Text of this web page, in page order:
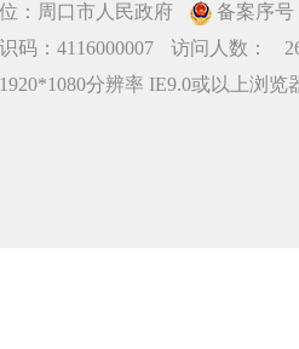
：周口市人民政府
备案序号
码：4116000007
访问人数：
分辨率 IE9.0或以上浏览